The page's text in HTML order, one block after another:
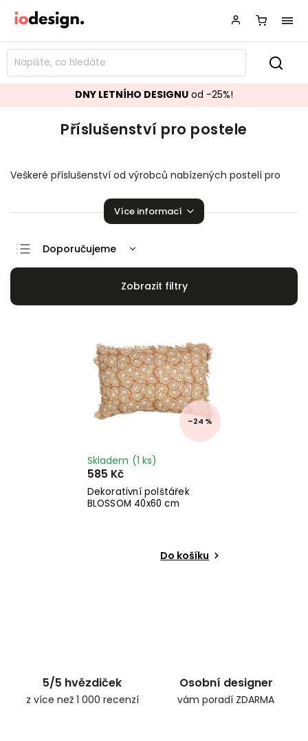
DNY LETNÍHO DESIGNU od -25%!
Příslušenství pro postele
Veškeré příslušenství od výrobců nabízených postelí pro
rošty, úložné zásuvky, potahy či jiné věci
bez kterých není postel postelí nebo naopak zdvojnásobí
maximální komfort a zvýšíte kapacitu vašich úložných
Více informací
Doporučujeme
Nejlevnější
–24 %
Dekorativní polštářek
BLOSSOM 40x60 cm
Skladem (1 ks)
585 Kč
Do košíku
5/5 hvězdiček
z více než 1 000 recenzí
Osobní designer
vám poradí ZDARMA